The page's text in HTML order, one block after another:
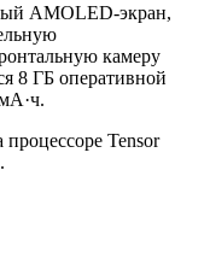
AMOLED-экран,
камеру
8 ГБ оперативной
Tensor